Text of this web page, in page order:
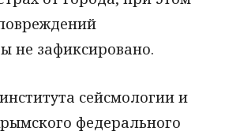
не зафиксировано.
сейсмологии и
федерального